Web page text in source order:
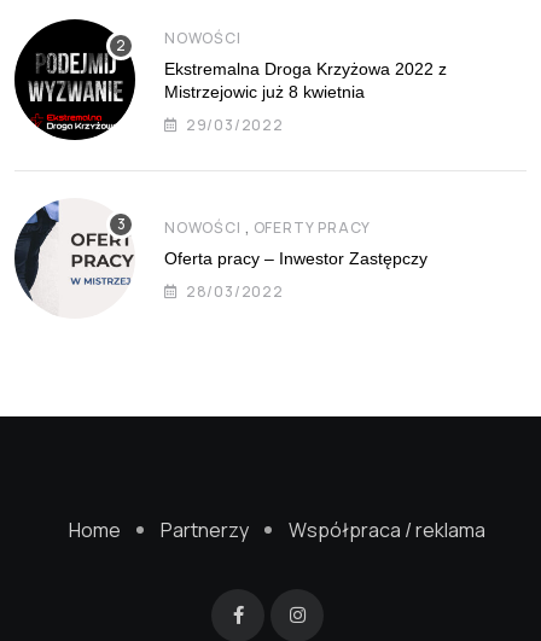
NOWOŚCI
Ekstremalna Droga Krzyżowa 2022 z
Mistrzejowic już 8 kwietnia
29/03/2022
NOWOŚCI , OFERTY PRACY
Oferta pracy – Inwestor Zastępczy
28/03/2022
Home Partnerzy Współpraca / reklama